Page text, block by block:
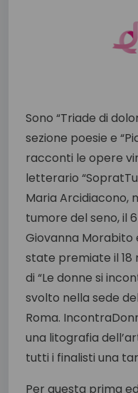
Sono “Triade di
sezione poesie e
racconti le opere
letterario
Maria Arcidiacono,
tumore del seno, il
Giovanna Morabito
state premiate il 18
di “Le donne si
svolto nella sede
Roma.
una litografia
tutti i finalisti una
Per questa prima